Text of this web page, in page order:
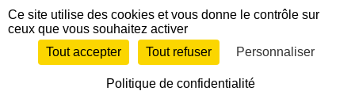
Panneau de gestion des cookies
Ce site utilise des cookies et vous donne le contrôle sur
ceux que vous souhaitez activer
Tout accepter
Tout refuser Personnaliser
Politique de confidentialité